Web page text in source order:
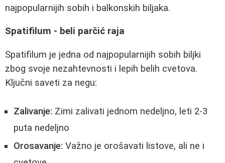
najpopularnijih sobih i balkonskih biljaka.
Spatifilum - beli parčić raja
Spatifilum je jedna od najpopularnijih sobih biljki
zbog svoje nezahtevnosti i lepih belih cvetova.
Ključni saveti za negu:
Zalivanje: Zimi zalivati jednom nedeljno, leti 2-3
puta nedeljno
Orosavanje: Važno je orošavati listove, ali ne i